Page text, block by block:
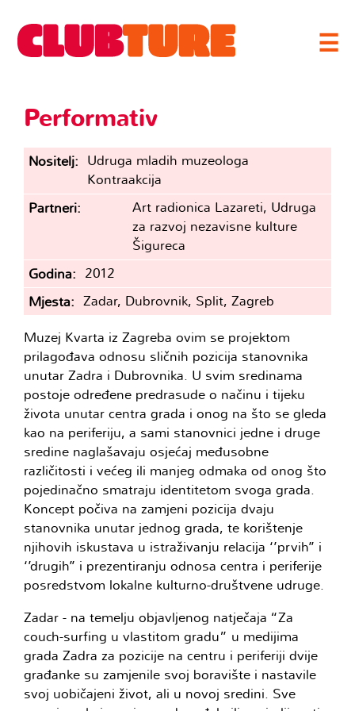
☰
Performativ
Nositelj
Udruga mladih muzeologa
Kontraakcija
Partneri
Art radionica Lazareti, Udruga
za razvoj nezavisne kulture
Šigureca
Godina
2012
Mjesta
Zadar, Dubrovnik, Split, Zagreb
Muzej Kvarta iz Zagreba ovim se projektom
prilagođava odnosu sličnih pozicija stanovnika
unutar Zadra i Dubrovnika. U svim sredinama
postoje određene predrasude o načinu i tijeku
života unutar centra grada i onog na što se gleda
kao na periferiju, a sami stanovnici jedne i druge
sredine naglašavaju osjećaj međusobne
različitosti i većeg ili manjeg odmaka od onog što
pojedinačno smatraju identitetom svoga grada.
Koncept počiva na zamjeni pozicija dvaju
stanovnika unutar jednog grada, te korištenje
njihovih iskustava u istraživanju relacija ‘’prvih’’ i
‘’drugih’’ i prezentiranju odnosa centra i periferije
posredstvom lokalne kulturno-društvene udruge.
Zadar - na temelju objavljenog natječaja “Za
couch-surfing u vlastitom gradu” u medijima
grada Zadra za pozicije na centru i periferiji dvije
građanke su zamjenile svoj boravište i nastavile
svoj uobičajeni život, ali u novoj sredini. Sve